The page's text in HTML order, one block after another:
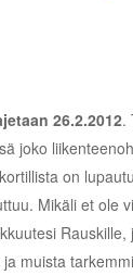
26.2.2012.
joko
on
Mikäli et ole
Rauskille,
muista